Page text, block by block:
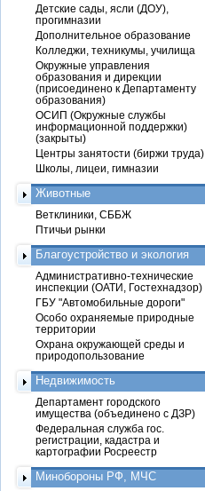
Детские сады, ясли (ДОУ),
прогимназии
Дополнительное образование
Колледжи, техникумы, училища
Окружные управления
образования и дирекции
(присоединено к Департаменту
образования)
ОСИП (Окружные службы
информационной поддержки)
(закрыты)
Центры занятости (биржи труда)
Школы, лицеи, гимназии
Животные
Ветклиники, СББЖ
Птичьи рынки
Благоустройство и экология
Административно-технические
инспекции (ОАТИ, Гостехнадзор)
ГБУ "Автомобильные дороги"
Особо охраняемые природные
территории
Охрана окружающей среды и
природопользование
Недвижимость
Департамент городского
имущества (объединено с ДЗР)
Федеральная служба гос.
регистрации, кадастра и
картографии Росреестр
Минобороны РФ, МЧС